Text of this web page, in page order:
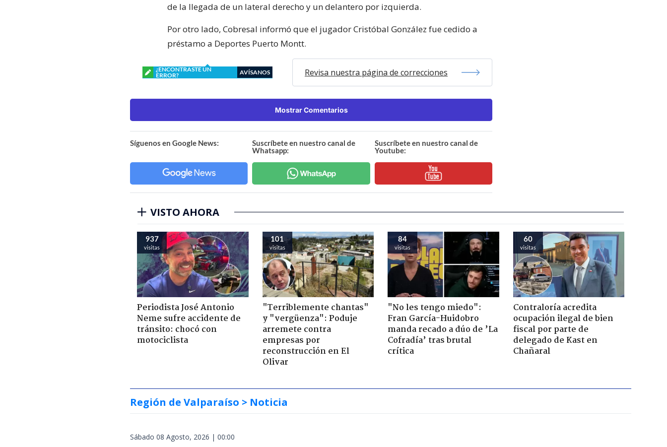
de la llegada de un lateral derecho y un delantero por izquierda.
Por otro lado, Cobresal informó que el jugador Cristóbal González fue cedido a
préstamo a Deportes Puerto Montt.
¿ENCONTRASTE UN
ERROR?
AVÍSANOS Revisa nuestra página de correcciones
Mostrar Comentarios
Síguenos en Google News:
Suscríbete en nuestro canal de
Whatsapp:
Suscríbete en nuestro canal de
Youtube:
VISTO AHORA
937
visitas
Periodista José Antonio
Neme sufre accidente de
tránsito: chocó con
motociclista
101
visitas
"Terriblemente chantas"
y "vergüenza": Poduje
arremete contra
empresas por
reconstrucción en El
Olivar
84
visitas
"No les tengo miedo":
Fran García-Huidobro
manda recado a dúo de ’La
Cofradía’ tras brutal
crítica
60
visitas
Contraloría acredita
ocupación ilegal de bien
fiscal por parte de
delegado de Kast en
Chañaral
Región de Valparaíso > Noticia
Sábado 08 Agosto, 2026 | 00:00